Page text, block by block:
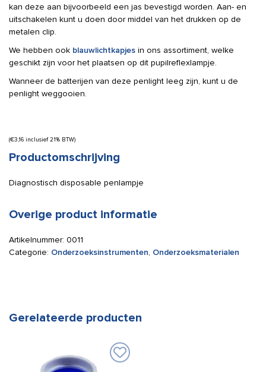
kan deze aan bijvoorbeeld een jas bevestigd worden. Aan- en
uitschakelen kunt u doen door middel van het drukken op de
metalen clip.
We hebben ook blauwlichtkapjes in ons assortiment, welke
geschikt zijn voor het plaatsen op dit pupilreflexlampje.
Wanneer de batterijen van deze penlight leeg zijn, kunt u de
penlight weggooien.
(€3,16 inclusief 21% BTW)
Productomschrijving
Diagnostisch disposable penlampje
Overige product informatie
Artikelnummer: 0011
Categorie: Onderzoeksinstrumenten, Onderzoeksmaterialen
Gerelateerde producten